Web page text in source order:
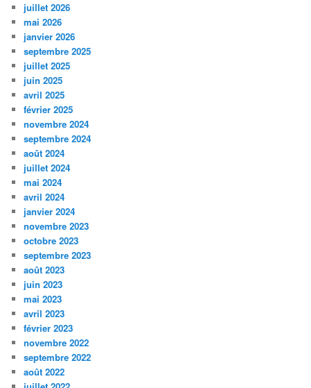
juillet 2026
mai 2026
janvier 2026
septembre 2025
juillet 2025
juin 2025
avril 2025
février 2025
novembre 2024
septembre 2024
août 2024
juillet 2024
mai 2024
avril 2024
janvier 2024
novembre 2023
octobre 2023
septembre 2023
août 2023
juin 2023
mai 2023
avril 2023
février 2023
novembre 2022
septembre 2022
août 2022